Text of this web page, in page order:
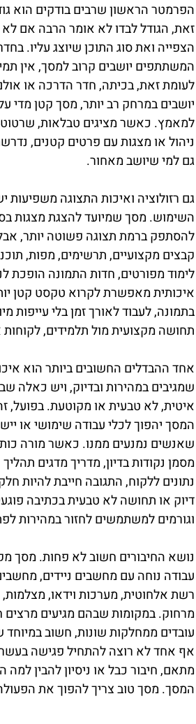
הפרמטר הראשון שרבים בודקים הוא
זאת, הגודל לבדו לא אומר הרבה אם
הצפייה ואת סוג התוכן שיוצג עליו.
המשתתפים יושבים קרוב למסך, אין
לעומת זאת, בכיתה, חדר הדרכה או
יושבים במרחק רב יותר, מסך קטן מדי
למאמץ. כאשר מציגים טבלאות,
ניהול או מצגות עם פרטים קטנים,
גם למי שיושב מאחור.
גם רזולוציה ואיכות התצוגה משפיעות
השימוש. מסך שמיועד להצגת מצגות
להסתפק ברמת תצוגה פשוטה יותר,
קבצים מקצועיים, תרשימים, מפות,
לימוד מפורטים, חדות התמונה הופכת
איכותית מאפשרת לקרוא טקסט קטן
בתמונה, לעבוד לאורך זמן בלי עייפות
תחושה מקצועית מול תלמידים, לקוחות
אחד ההבדלים החשובים ביותר הוא
שמגיבים במהירות ובדיוק, ויש כאלה
איטית, לא טבעית או מקוטעת. בפועל,
המסך יהפוך לכלי עבודה שימושי או
שאנשים נמנעים ממנו. כאשר מורה
מסמן נקודות בדיון, מדריך מדגים
נתונים ללקוח, התגובה חייבת להיות
דיוק או תחושה לא טבעית בכתיבה
וגורמים למשתמשים לחזור במהירות
נושא החיבורים חשוב לא פחות. מסך
רשת אלחוטית, מערכות וידאו, מצלמות,
מרחוק. במקומות שבהם מגיעים מרצים
עובדים ממחלקות שונות, חשוב
אף אחד לא רוצה להתחיל פגישה
מתאם, חיבור כבל או ניסיון להבין
המסך. מסך טוב צריך להפוך את